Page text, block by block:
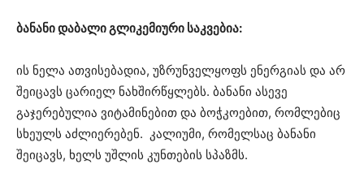
ბანანი დაბალი გლიკემიური საკვებია:
ის ნელა ათვისებადია, უზრუნველყოფს ენერგიას და არ
შეიცავს ცარიელ ნახშირწყლებს. ბანანი ასევე
გაჯერებულია ვიტამინებით და ბოჭკოებით, რომლებიც
სხეულს აძლიერებენ. კალიუმი, რომელსაც ბანანი
შეიცავს, ხელს უშლის კუნთების სპაზმს.